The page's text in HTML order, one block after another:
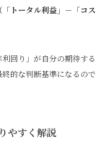
「トータル利益」－「コス
回り」が自分の期待する
的な判断基準になるので
やすく解説